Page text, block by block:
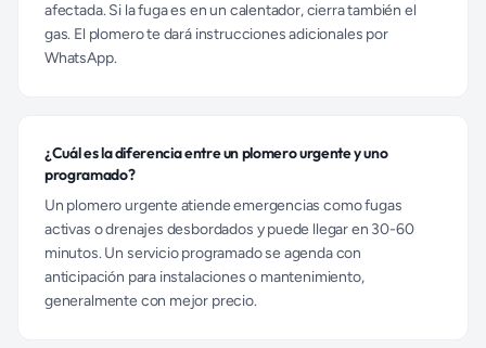
afectada. Si la fuga es en un calentador, cierra también el
gas. El plomero te dará instrucciones adicionales por
WhatsApp.
¿Cuál es la diferencia entre un plomero urgente y uno
programado?
Un plomero urgente atiende emergencias como fugas
activas o drenajes desbordados y puede llegar en 30-60
minutos. Un servicio programado se agenda con
anticipación para instalaciones o mantenimiento,
generalmente con mejor precio.